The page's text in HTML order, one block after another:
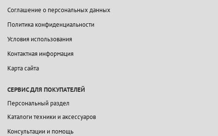
Соглашение о персональных данных
Политика конфиденциальности
Условия использования
Контактная информация
Карта сайта
СЕРВИС ДЛЯ ПОКУПАТЕЛЕЙ
Персональный раздел
Каталоги техники и аксессуаров
Консультации и помощь